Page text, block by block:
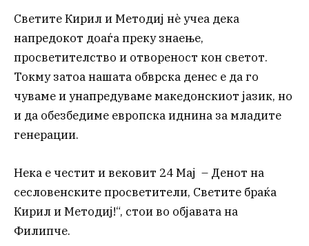
Светите Кирил и Методиј нè учеа дека
напредокот доаѓа преку знаење,
просветителство и отвореност кон светот.
Токму затоа нашата обврска денес е да го
чуваме и унапредуваме македонскиот јазик, но
и да обезбедиме европска иднина за младите
генерации.
Нека е честит и вековит 24 Мај – Денот на
сесловенските просветители, Светите браќа
Кирил и Методиј!“, стои во објавата на
Филипче.